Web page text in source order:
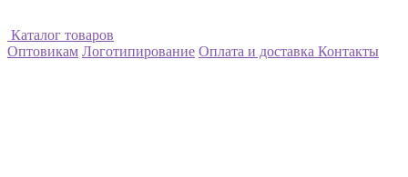
Каталог товаров
Оптовикам Логотипирование Оплата и доставка Контакты